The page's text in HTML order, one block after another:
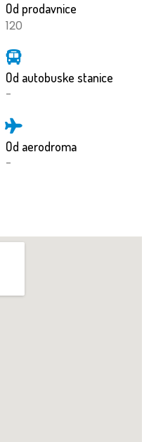
Od prodavnice
120
Od autobuske stanice
-
Od aerodroma
-